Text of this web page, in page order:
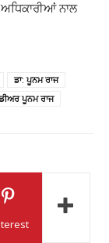
ਨਾਲ
ਡਾ: ਪੂਨਮ ਰਾਜ
ਪੂਨਮ ਰਾਜ